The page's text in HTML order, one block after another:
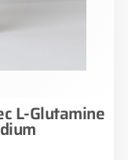
L-Glutamine